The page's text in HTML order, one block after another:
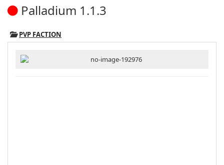
Palladium 1.1.3
PVP FACTION